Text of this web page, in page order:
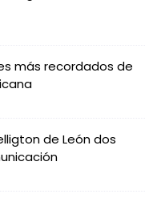
más recordados de
de León dos